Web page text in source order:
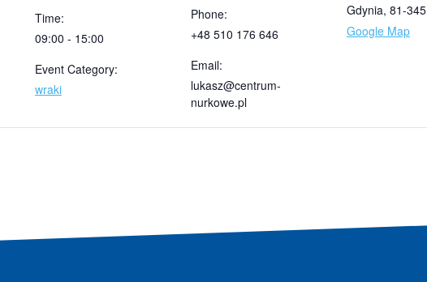
Time:
09:00 - 15:00
Event Category:
wraki
Phone:
+48 510 176 646
Email:
lukasz@centrum-
nurkowe.pl
Gdynia, 81-345
Google Map